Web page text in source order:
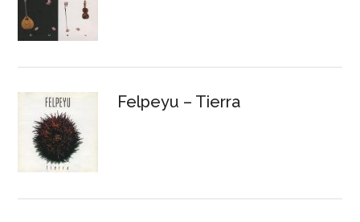
Felpeyu – Tierra